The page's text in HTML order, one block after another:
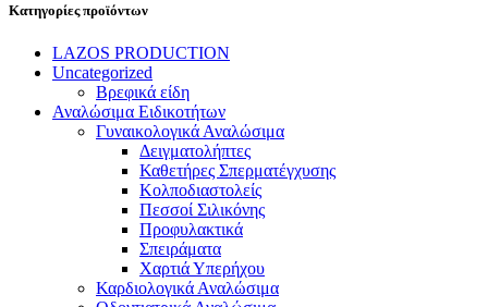
Κατηγορίες προϊόντων
LAZOS PRODUCTION
Uncategorized
Βρεφικά είδη
Αναλώσιμα Ειδικοτήτων
Γυναικολογικά Αναλώσιμα
Δειγματολήπτες
Καθετήρες Σπερματέγχυσης
Κολποδιαστολείς
Πεσσοί Σιλικόνης
Προφυλακτικά
Σπειράματα
Χαρτιά Υπερήχου
Καρδιολογικά Αναλώσιμα